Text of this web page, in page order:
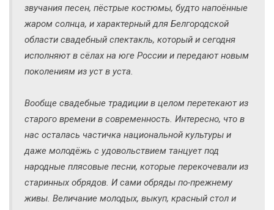
звучания песен, пёстрые костюмы, будто напоённые
жаром солнца, и характерный для Белгородской
области свадебный спектакль, который и сегодня
исполняют в сёлах на юге России и передают новым
поколениям из уст в уста.
Вообще свадебные традиции в целом перетекают из
старого времени в современность. Интересно, что в
нас осталась частичка национальной культуры и
даже молодёжь с удовольствием танцует под
народные плясовые песни, которые перекочевали из
старинных обрядов. И сами обряды по-прежнему
живы. Величание молодых, выкуп, красный стол и